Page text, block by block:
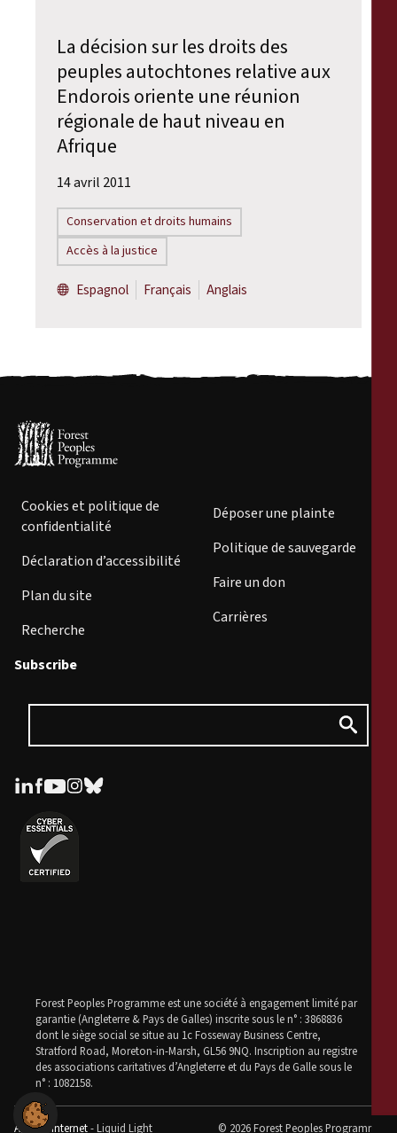
La décision sur les droits des
peuples autochtones relative aux
Endorois oriente une réunion
régionale de haut niveau en
Afrique
14 avril 2011
Conservation et droits humains
Accès à la justice
Espagnol Français Anglais
Cookies et politique de
confidentialité
Déclaration d’accessibilité
Plan du site
Recherche
Déposer une plainte
Politique de sauvegarde
Faire un don
Carrières
Subscribe
Forest Peoples Programme est une société à engagement limité par
garantie (Angleterre & Pays de Galles) inscrite sous le n° : 3868836
dont le siège social se situe au 1c Fosseway Business Centre,
Stratford Road, Moreton-in-Marsh, GL56 9NQ. Inscription au registre
des associations caritatives d’Angleterre et du Pays de Galle sous le
n° : 1082158.
Agence internet- Liquid Light © 2026 Forest Peoples Programme